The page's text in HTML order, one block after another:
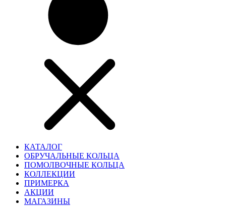
КАТАЛОГ
ОБРУЧАЛЬНЫЕ КОЛЬЦА
ПОМОЛВОЧНЫЕ КОЛЬЦА
КОЛЛЕКЦИИ
ПРИМЕРКА
АКЦИИ
МАГАЗИНЫ